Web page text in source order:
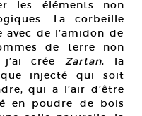
les éléments non
La corbeille
de l’amidon de
de terre non
crée Zartan, la
injecté qui soit
qui a l’air d’être
en poudre de bois